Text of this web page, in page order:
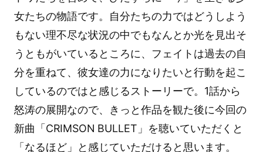
女たちの物語です。自分たちの力ではどうしよう
もない理不尽な状況の中でもなんとか光を見出そ
うともがいているところに、フェイトは過去の自
分を重ねて、彼女達の力になりたいと行動を起こ
しているのではと感じるストーリーで。1話から
怒涛の展開なので、きっと作品を観た後に今回の
新曲「CRIMSON BULLET」を聴いていただくと
「なるほど」と感じていただけると思います。